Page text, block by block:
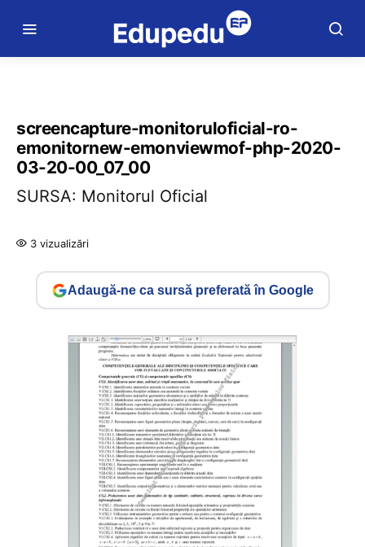
screencapture-monitoruloficial-ro-
emonitornew-emonviewmof-php-2020-
03-20-00_07_00
SURSA: Monitorul Oficial
3 vizualizări
Adaugă-ne ca sursă preferată în Google